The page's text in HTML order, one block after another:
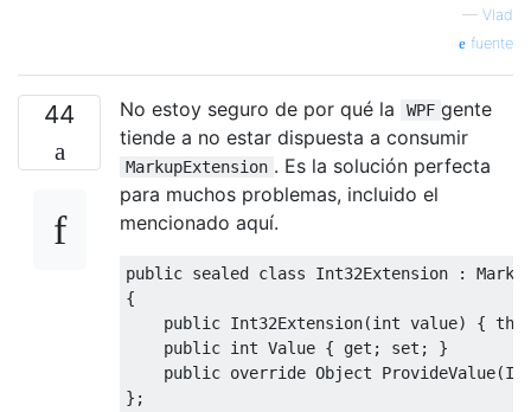
— Vlad
fuente
44 No estoy seguro de por qué la WPF gente
tiende a no estar dispuesta a consumir
MarkupExtension . Es la solución perfecta
para muchos problemas, incluido el
mencionado aquí.
public sealed class Int32Extension :
{
public Int32Extension(int value) {
public int Value { get ; set ;
}
public override Object ProvideValue(
};